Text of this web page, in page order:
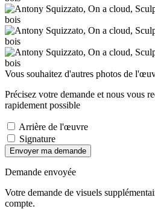
Vous souhaitez d'autres photos de
Précisez votre demande et nous vous
rapidement possible
Arrière de l'œuvre
Signature
Envoyer ma demande
Demande envoyée
Votre demande de visuels
compte.